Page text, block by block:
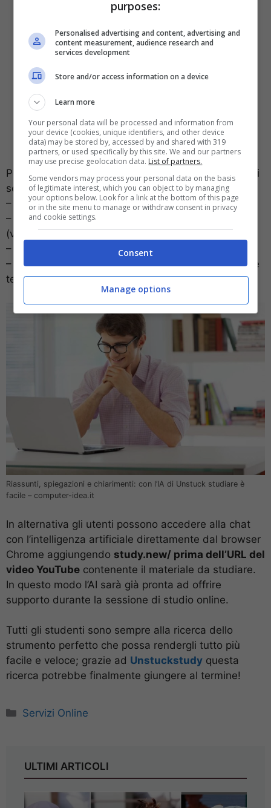
Per utilizzare
basta seguire pochi
semplicissimi passaggi:
– Accedere alla piattaforma online;
– Caricare il materiale su cui si desidera lavorare
(video, registrazioni, testo o appunti);
– Iniziare a porre domande all’AI;
– Ricevere spiegazioni dettagliate o riassuntive sulle
tematiche affrontate.
Riassunti, spiegazioni e chiarimenti: con l’IA di Unstuck studiare è
facile – computer-idea.it
In alternativa gli utenti possono accedere alla chat
con l’intelligenza artificiale direttamente dal browser
Chrome aggiungendo study.new/ prima dell’URL del
video YouTube contenente il materiale da studiare.
In questo modo l’AI sarà già pronta ad offrire
supporto durante la sessione di studio online.
Tutti gli studenti sono sempre alla ricerca dello
strumento perfetto che possa rendergli tutto più
facile e veloce; grazie ad Unstuckstudy questa
ricerca potrebbe finalmente giungere al termine!
Categorie
Servizi Online
ULTIMI ARTICOLI
purposes:
Personalised advertising and content, advertising and
content measurement, audience research and
services development
Store and/or access information on a device
Learn more
Your personal data will be processed and information from
your device (cookies, unique identifiers, and other device
data) may be stored by, accessed by and shared with 319
partners, or used specifically by this site. We and our partners
may use precise geolocation data. List of partners.
Some vendors may process your personal data on the basis
of legitimate interest, which you can object to by managing
your options below. Look for a link at the bottom of this page
or in the site menu to manage or withdraw consent in privacy
and cookie settings.
Consent
Manage options